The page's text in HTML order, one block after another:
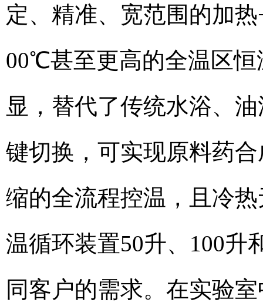
定、精准、宽范围的加
00℃甚至更高的全温区
显，替代了传统水浴、
键切换，可实现原料药
缩的全流程控温，且冷
温循环装置50升、100升
同客户的需求。在实验